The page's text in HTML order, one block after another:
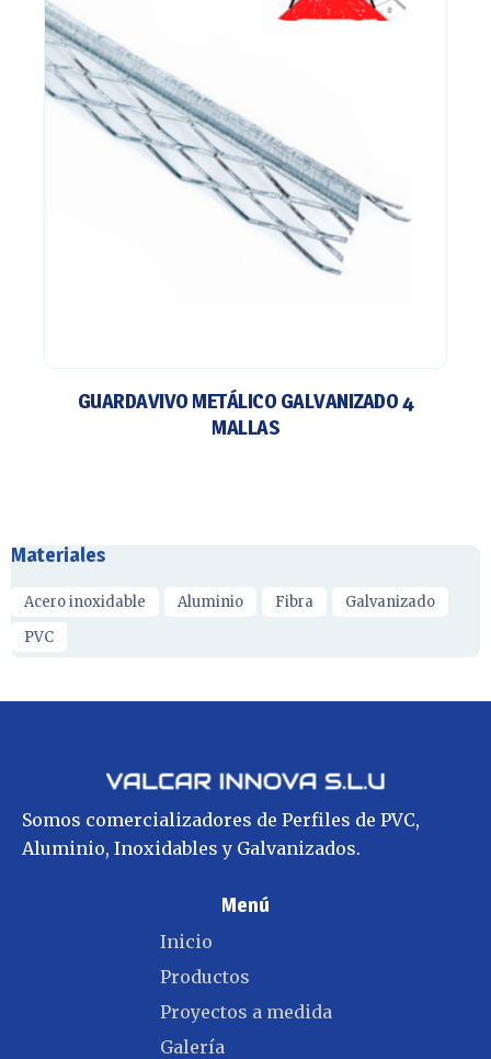
GUARDAVIVO METÁLICO GALVANIZADO 4
MALLAS
Materiales
Acero inoxidable Aluminio Fibra
Galvanizado
PVC
Somos comercializadores de Perfiles de PVC,
Aluminio, Inoxidables y Galvanizados.
Menú
Inicio
Productos
Proyectos a medida
Galería